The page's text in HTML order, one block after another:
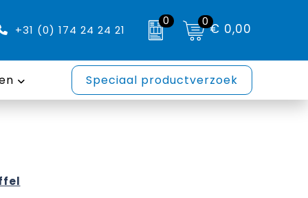
+31 (0) 174 24 24 21
0 0€ 0,00
Speciaal productverzoek